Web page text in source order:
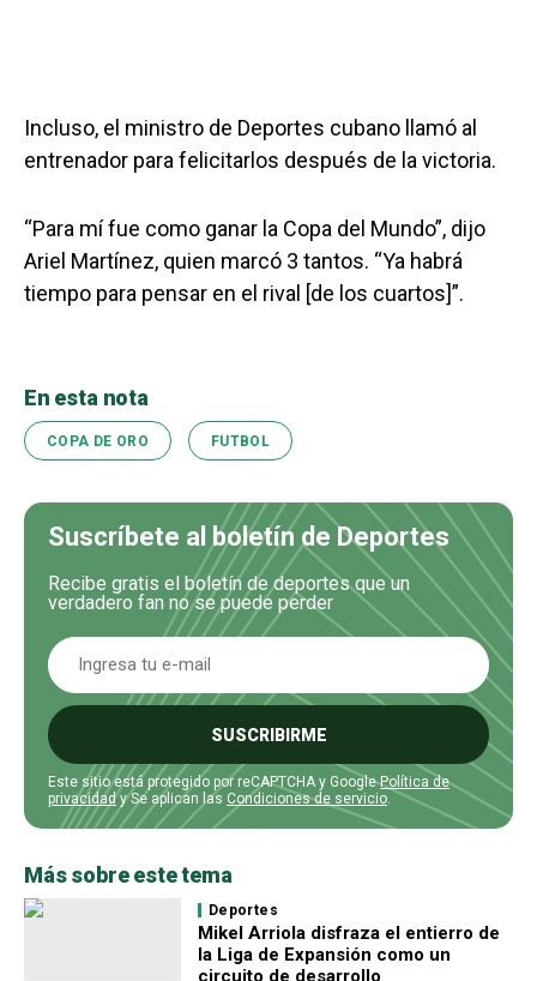
Incluso, el ministro de Deportes cubano llamó al
entrenador para felicitarlos después de la victoria.
“Para mí fue como ganar la Copa del Mundo”, dijo
Ariel Martínez, quien marcó 3 tantos. “Ya habrá
tiempo para pensar en el rival [de los cuartos]”.
En esta nota
COPA DE ORO FUTBOL
Suscríbete al boletín de Deportes
Recibe gratis el boletín de deportes que un
verdadero fan no se puede perder
SUSCRIBIRME
Este sitio está protegido por reCAPTCHA y GooglePolítica de
privacidady Se aplican las Condiciones de servicio.
Más sobre este tema
Deportes
Mikel Arriola disfraza el entierro de
la Liga de Expansión como un
circuito de desarrollo